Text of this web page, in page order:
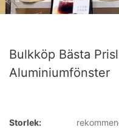
Bulkköp Bästa
Aluminiumfönster
Storlek: